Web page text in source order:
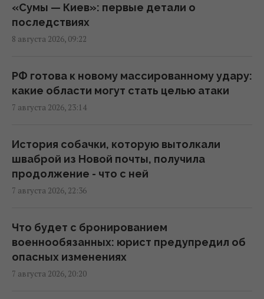
В результате атаки РФ был уничтожен
крупнейший склад средств
индивидуальной защиты
Суд продлил содержание под стражей
Коломойского, защита заявила о
20:39 пятница, 07 августа 2026
РФ поставила антидроновые сети на свои
субмарины, расположенные в тысячах
20:35 пятница, 07 августа 2026
Киев будет значительно лучше
подготовлен к зиме, но фактор обстрелов
«Сумы — Киев»: первые детали о
последствиях
8 августа 2026, 09:22
РФ готова к новому массированному удару:
какие области могут стать целью атаки
7 августа 2026, 23:14
История собачки, которую вытолкали
шваброй из Новой почты, получила
продолжение - что с ней
7 августа 2026, 22:36
Что будет с бронированием
военнообязанных: юрист предупредил об
опасных изменениях
7 августа 2026, 20:20